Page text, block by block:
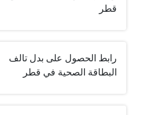
قطر
رابط الحصول على بدل تالف
البطاقة الصحية في قطر